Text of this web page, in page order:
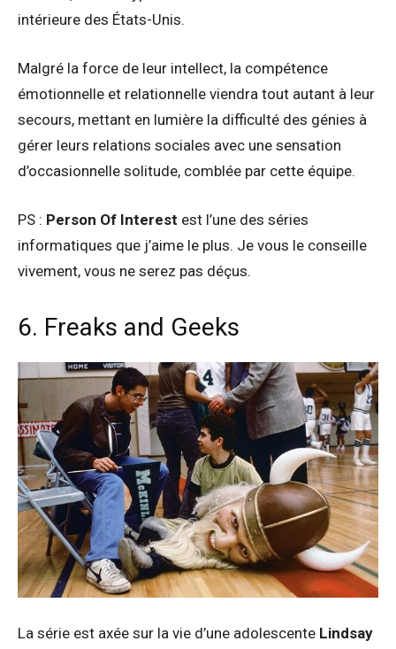
intérieure des États-Unis.
Malgré la force de leur intellect, la compétence
émotionnelle et relationnelle viendra tout autant à leur
secours, mettant en lumière la difficulté des génies à
gérer leurs relations sociales avec une sensation
d’occasionnelle solitude, comblée par cette équipe.
PS : Person Of Interest est l’une des séries
informatiques que j’aime le plus. Je vous le conseille
vivement, vous ne serez pas déçus.
6. Freaks and Geeks
La série est axée sur la vie d’une adolescente Lindsay